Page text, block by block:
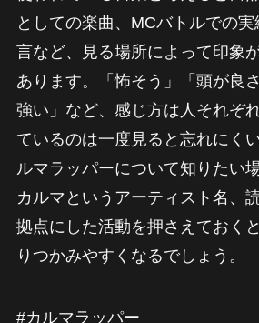
としての楽曲、MCバトルでの
言など、見る場所によって印象
あります。「怖そう」「頭が良
強い」など、感じ方は人それぞ
ているのは一度見ると忘れにく
ルマラッパーについて知りたい
カルマというアーティスト名、
拠点にした活動を押さえておく
りつかみやすくなるでしょう。
#カルマラッパー